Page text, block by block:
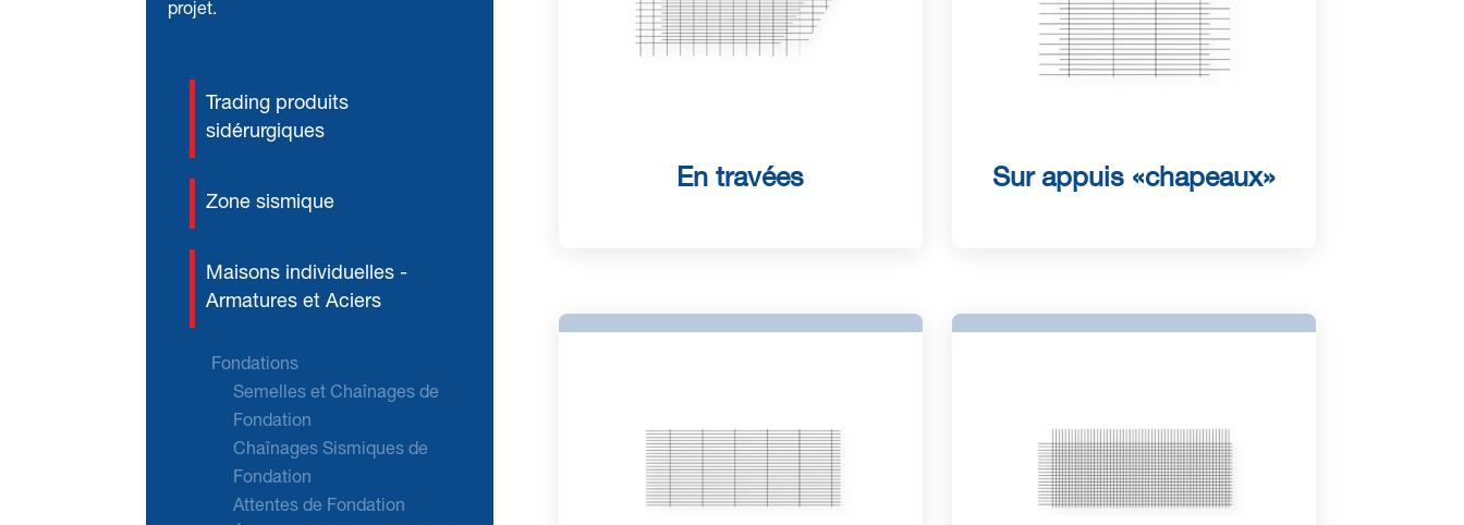
projet.
Trading produits
sidérurgiques
Zone sismique
Maisons individuelles -
Armatures et Aciers
Fondations
Semelles et Chaînages de
Fondation
Chaînages Sismiques de
Fondation
Attentes de Fondation
En travées Sur appuis «chapeaux»